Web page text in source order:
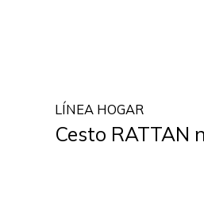
LÍNEA HOGAR
Cesto RATTAN